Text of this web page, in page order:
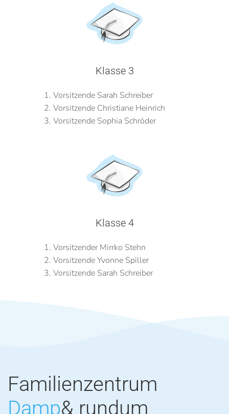
Klasse 3
Vorsitzende Sarah Schreiber
Vorsitzende Christiane Heinrich
Vorsitzende Sophia Schröder
Klasse 4
Vorsitzender Mirrko Stehn
Vorsitzende Yvonne Spiller
Vorsitzende Sarah Schreiber
Familienzentrum
Damp& rundum